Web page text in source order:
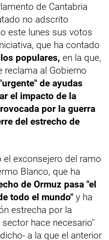
de Cantabria
no adscrito
este lunes sus votos
que ha contado
populares, en la que,
reclama al Gobierno
de ayudas
el impacto de la
por la guerra
del estrecho de
el exconsejero del ramo
Blanco, que ha
de Ormuz pasa "el
todo el mundo" y ha
estrecha por la
hace necesario"
a la que el anterior